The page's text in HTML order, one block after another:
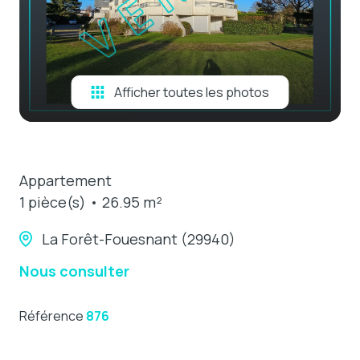
contact
Afficher toutes les photos
Appartement
1 pièce(s)
26.95 m²
La Forêt-Fouesnant (29940)
Nous consulter
Référence 876